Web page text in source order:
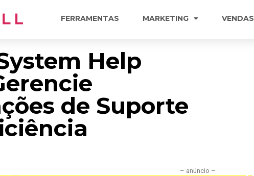
FERRAMENTAS MARKETING VENDAS
Help
de Suporte
– anúncio –